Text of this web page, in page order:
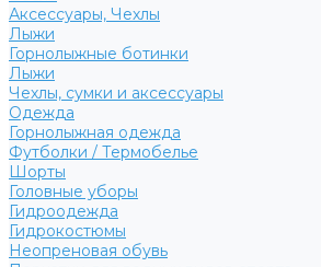
Аксессуары, Чехлы
Лыжи
Горнолыжные ботинки
Лыжи
Чехлы, сумки и аксессуары
Одежда
Горнолыжная одежда
Футболки / Термобелье
Шорты
Головные уборы
Гидроодежда
Гидрокостюмы
Неопреновая обувь